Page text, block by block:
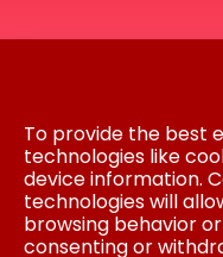
To provide the best
technologies like
device information.
technologies will
browsing behavior
consenting or
Disclaimer
Privacy Statement
Gedragscode
Inkoop